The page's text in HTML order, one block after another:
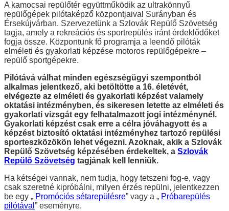
A kamocsai repülőtér együttműködik az ultrakönnyű
repülőgépek pilótaképző központjaival Surányban és
Érsekújvárban. Szervezetünk a Szlovák Repülő Szövetség
tagja, amely a rekreációs és sportrepülés iránt érdeklődőket
fogja össze. Központunk fő programja a leendő pilóták
elméleti és gyakorlati képzése motoros repülőgépekre –
repülő sportgépekre.
Pilótává válhat minden egészségügyi szempontból
alkalmas jelentkező, aki betöltötte a 16. életévét,
elvégezte az elméleti és gyakorlati képzést valamely
oktatási intézményben, és sikeresen letette az elméleti és
gyakorlati vizsgát egy felhatalmazott jogi intézménynél.
Gyakorlati képzést csak erre a célra jóváhagyott és a
képzést biztosító oktatási intézményhez tartozó repülési
sporteszközökön lehet végezni. Azoknak, akik a Szlovák
Repülő Szövetség képzésében érdekeltek, a Szlovák
Repülő Szövetség tagjának kell lenniük.
Ha kétségei vannak, nem tudja, hogy tetszeni fog-e, vagy
csak szeretné kipróbálni, milyen érzés repülni, jelentkezzen
be egy „ Promóciós sétarepülésre” vagy a „ Próbarepülés
pilótával ” eseményre.